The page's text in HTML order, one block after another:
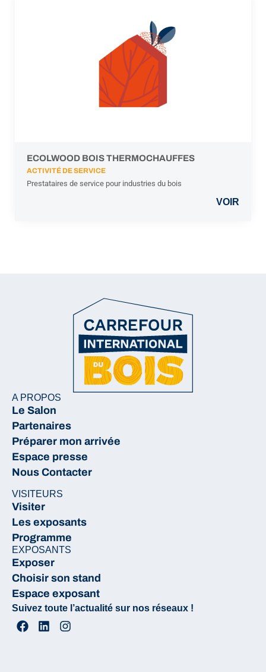
ECOLWOOD BOIS THERMOCHAUFFES
ACTIVITÉ DE SERVICE
Prestataires de service pour industries du bois
VOIR
A PROPOS
Le Salon
Partenaires
Préparer mon arrivée
Espace presse
Nous Contacter
VISITEURS
Visiter
Les exposants
Programme
EXPOSANTS
Exposer
Choisir son stand
Espace exposant
Suivez toute l’actualité sur nos réseaux !